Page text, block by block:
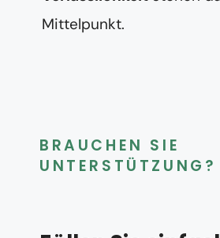
Mittelpunkt.
BRAUCHEN SIE
UNTERSTÜTZUNG?